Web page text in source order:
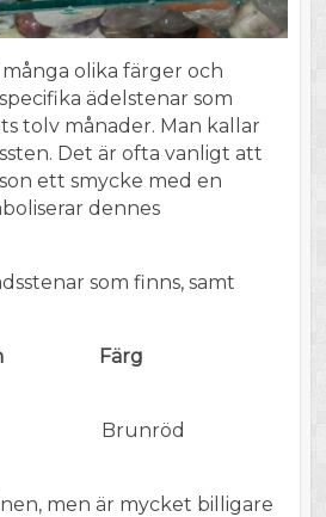
olika färger och
ädelstenar som
tolv månader. Man kallar
Det är ofta vanligt att
ett smycke med en
dennes
som finns, samt
Färg
Brunröd
men är mycket billigare